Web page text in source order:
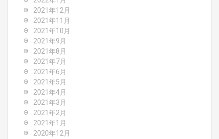
2021年12月
2021年11月
2021年10月
2021年9月
2021年8月
2021年7月
2021年6月
2021年5月
2021年4月
2021年3月
2021年2月
2021年1月
2020年12月